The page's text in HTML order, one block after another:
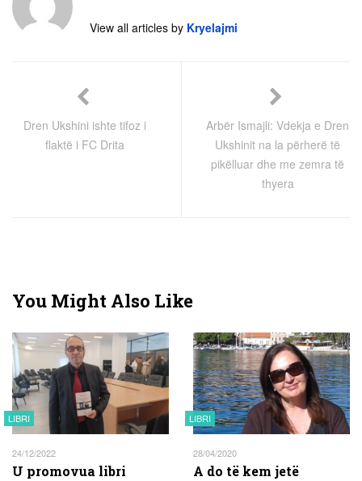
View all articles by Kryelajmi
Dren Ukshini ishte tifoz i
flaktë i FC Drita
Arbër Ismajli: Vdekja e Dren
Ukshinit na la përherë të
pikëlluar dhe me zemra të
thyera
You Might Also Like
LIBRI
24/12/2022
U promovua libri
LIBRI
28/04/2020
A do të kem jetë